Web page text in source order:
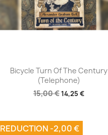
Aperçu rapide
Bicycle Turn Of The Century
(Telephone)
15,00 €14,25 €
REDUCTION -2,00 €